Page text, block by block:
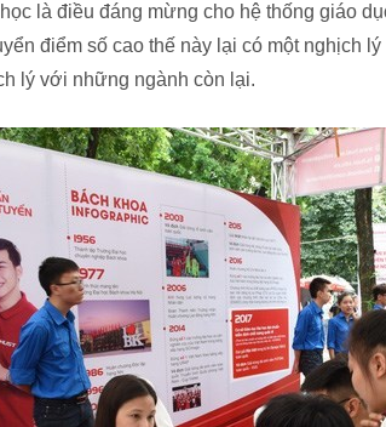
là điều đáng mừng cho hệ thống giáo
điểm số cao thế này lại có một nghịch
lý với những ngành còn lại.